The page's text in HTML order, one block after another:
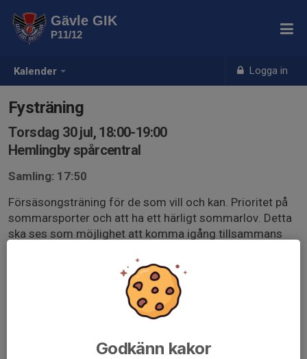
Kalender Logga in
Gävle GIK
P11/12
Fysträning
Torsdag 30 jul, 18:00-19:00
Hemlingby spårcentral
Samling: 17:50
Försäsongsträning för de som vill och kan. Prioritet på
sommarsporter och att ha ett härligt sommarlov. Detta
ska ses som möjlighet att komma igång tillsammans
har andra aktiviteter eller bara vill bättra på konditionen
inför innebandy säsongen. Klä er efter väder. Blir det
inställt meddelas det genom att alla deltagare sätts
som "kan ej" eller att aktiviteten plockas bort i Svenska
Godkänn kakor